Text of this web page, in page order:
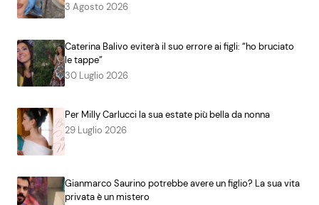
3 Agosto 2026
Caterina Balivo eviterà il suo errore ai figli: “ho bruciato
le tappe”
30 Luglio 2026
Per Milly Carlucci la sua estate più bella da nonna
29 Luglio 2026
Gianmarco Saurino potrebbe avere un figlio? La sua vita
privata è un mistero